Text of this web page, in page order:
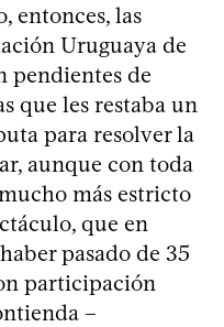
entonces, las
Uruguaya de
pendientes de
que les restaba un
para resolver la
aunque con toda
más estricto
que en
pasado de 35
participación
–